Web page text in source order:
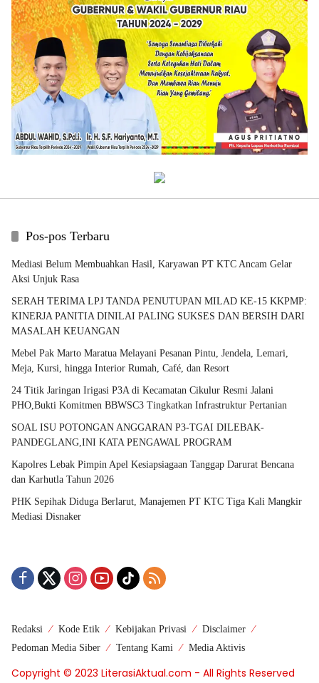
Pos-pos Terbaru
Mediasi Belum Membuahkan Hasil, Karyawan PT KTC Ancam Gelar
Aksi Unjuk Rasa
SERAH TERIMA LPJ TANDA PENUTUPAN MILAD KE-15 KKPMP:
KINERJA PANITIA DINILAI PALING SUKSES DAN BERSIH DARI
MASALAH KEUANGAN
Mebel Pak Marto Maratua Melayani Pesanan Pintu, Jendela, Lemari,
Meja, Kursi, hingga Interior Rumah, Café, dan Resort
24 Titik Jaringan Irigasi P3A di Kecamatan Cikulur Resmi Jalani
PHO,Bukti Komitmen BBWSC3 Tingkatkan Infrastruktur Pertanian
SOAL ISU POTONGAN ANGGARAN P3-TGAI DILEBAK-
PANDEGLANG,INI KATA PENGAWAL PROGRAM
Kapolres Lebak Pimpin Apel Kesiapsiagaan Tanggap Darurat Bencana
dan Karhutla Tahun 2026
PHK Sepihak Diduga Berlarut, Manajemen PT KTC Tiga Kali Mangkir
Mediasi Disnaker
Redaksi Kode Etik Kebijakan Privasi
Disclaimer
Pedoman Media Siber
Tentang Kami Media Aktivis
Copyright © 2023 LiterasiAktual.com - All Rights Reserved